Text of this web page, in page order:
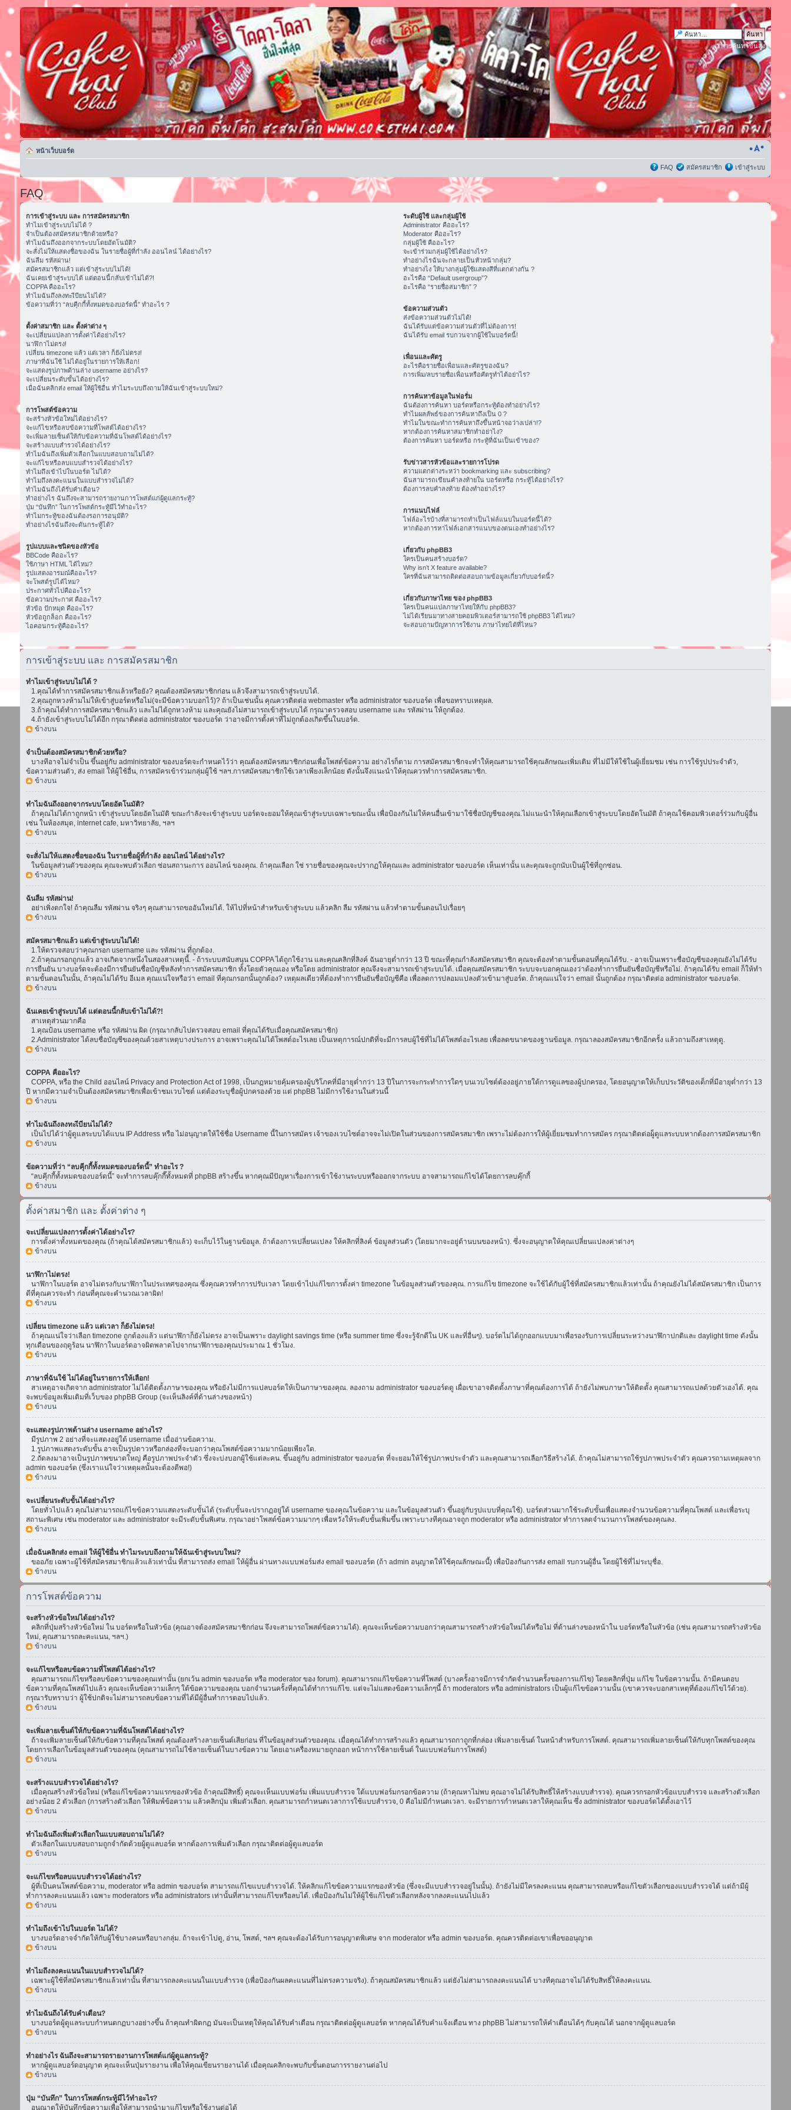
การค้นหาขั้นสูง
หน้าเว็บบอร์ด
FAQ สมัครสมาชิก เข้าสู่ระบบ
FAQ
การเข้าสู่ระบบ และ การสมัครสมาชิก
ทำไมเข้าสู่ระบบไม่ได้ ?
จำเป็นต้องสมัครสมาชิกด้วยหรือ?
ทำไมฉันถึงออกจากระบบโดยอัตโนมัติ?
จะสั่งไม่ให้แสดงชื่อของฉัน ในรายชื่อผู้ที่กำลัง ออนไลน์ ได้อย่างไร?
ฉันลืม รหัสผ่าน!
สมัครสมาชิกแล้ว แต่เข้าสู่ระบบไม่ได้!
ฉันเคยเข้าสู่ระบบได้ แต่ตอนนี้กลับเข้าไม่ได้?!
COPPA คืออะไร?
ทำไมฉันถึงลงทะเีบียนไม่ได้?
ข้อความที่ว่า “ลบคุีกกี้ทั้งหมดของบอร์ดนี้” ทำอะไร ?
ตั้งค่าสมาชิก และ ตั้งค่าต่าง ๆ
จะเปลี่ยนแปลงการตั้งค่าได้อย่างไร?
นาฬิกาไม่ตรง!
เปลี่ยน timezone แล้ว แต่เวลา ก็ยังไม่ตรง!
ภาษาที่ฉันใช้ ไม่ได้อยู่ในรายการให้เลือก!
จะแสดงรูปภาพด้านล่าง username อย่างไร?
จะเปลี่ยนระดับขั้นได้อย่างไร?
เมื่อฉันคลิกส่ง email ให้ผู้ใช้อื่น ทำไมระบบถึงถามให้ฉันเข้าสู่ระบบใหม่?
การโพสต์ข้อความ
จะสร้างหัวข้อใหม่ได้อย่างไร?
จะแก้ไขหรือลบข้อความที่โพสต์ได้อย่างไร?
จะเพิ่มลายเซ็นต์ให้กับข้อความที่ฉันโพสต์ได้อย่างไร?
จะสร้างแบบสำรวจได้อย่างไร?
ทำไมฉันถึงเพิ่มตัวเลือกในแบบสอบถามไม่ได้?
จะแก้ไขหรือลบแบบสำรวจได้อย่างไร?
ทำไมถึงเข้าไปในบอร์ด ไม่ได้?
ทำไมถึงลงคะแนนในแบบสำรวจไม่ได้?
ทำไมฉันถึงได้รับคำเตือน?
ทำอย่างไร ฉันถึงจะสามารถรายงานการโพสต์แก่ผู้ดูแลกระทู้?
ปุ่ม “บันทึก” ในการโพสต์กระทู้มีไว้ทำอะไร?
ทำไมกระทู้ของฉันต้องรอการอนุมัติ?
ทำอย่างไรฉันถึงจะดันกระทู้ได้?
รูปแบบและชนิดของหัวข้อ
BBCode คืออะไร?
ใช้ภาษา HTML ได้ไหม?
รูปแสดงอารมณ์คืออะไร?
จะโพสต์รูปได้ไหม?
ประกาศทั่วไปคืออะไร?
ข้อความประกาศ คืออะไร?
หัวข้อ ปักหมุด คืออะไร?
หัวข้อถูกล็อก คืออะไร?
ไอคอนกระทู้คืออะไร?
ระดับผู้ใช้ และกลุ่มผู้ใช้
Administrator คืออะไร?
Moderator คืออะไร?
กลุ่มผู้ใช้ คืออะไร?
จะเข้าร่วมกลุ่มผู้ใช้ได้อย่างไร?
ทำอย่างไรฉันจะกลายเป็นหัวหน้ากลุ่ม?
ทำอย่างไง ให้บางกลุ่มผู้ใช้แสดงสีที่แตกต่างกัน ?
อะไรคือ “Default usergroup”?
อะไรคือ “รายชื่อสมาชิก” ?
ข้อความส่วนตัว
ส่งข้อความส่วนตัวไม่ได้!
ฉันได้รับแต่ข้อความส่วนตัวที่ไม่ต้องการ!
ฉันได้รับ email รบกวนจากผู้ใช้ในบอร์ดนี้!
เพื่อนและศัตรู
อะไรคือรายชื่อเพื่อนและศัตรูของฉัน?
การเพิ่ม/ลบรายชื่อเพื่อนหรือศัตรูทำได้อย่าไร?
การค้นหาข้อมูลในฟอรั่ม
ฉันต้องการค้นหา บอร์ดหรือกระทู้ต้องทำอย่างไร?
ทำไมผลลัพธ์ของการค้นหาถึงเป็น 0 ?
ทำไมในขณะทำการค้นหาถึงขึ้นหน้าจอว่างเปล่า!?
หากต้องการค้นหาสมาชิกทำอย่าไง?
ต้องการค้นหา บอร์ดหรือ กระทู้ที่ฉันเป็นเข้าของ?
รับข่าวสารหัวข้อและรายการโปรด
ความแตกต่างระหว่า bookmarking และ subscribing?
ฉันสามารถเขียนคำลงท้ายใน บอร์ดหรือ กระทู้ได้อย่างไร?
ต้องการลบคำลงท้าย ต้องทำอย่างไร?
การแนบไฟล์
ไฟล์อะไรบ้างที่สามารถทำเป็นไฟล์แนบในบอร์ดนี้ได้?
หากต้องการหาไฟล์เอกสารแนบของตนเองทำอย่างไร?
เกี่ยวกับ phpBB3
ใครเป็นคนสร้างบอร์ด?
Why isn’t X feature available?
ใครที่ฉันสามารถติดต่อสอบถามข้อมูลเกี่ยวกับบอร์ดนี้?
เกี่ยวกับภาษาไทย ของ phpBB3
ใครเป็นคนแปลภาษาไทยให้กับ phpBB3?
ไม่ได้เรียนมาทางสายคอมพิวเตอร์สามารถใช้ phpBB3 ได้ไหม?
จะสอบถามปัญหาการใช้งาน ภาษาไทยได้ที่ไหน?
การเข้าสู่ระบบ และ การสมัครสมาชิก
ทำไมเข้าสู่ระบบไม่ได้ ?
1.คุณได้ทำการสมัครสมาชิกแล้วหรือยัง? คุณต้องสมัครสมาชิกก่อน แล้วจึงสามารถเข้าสู่ระบบได้.
2.คุณถูกหวงห้ามไม่ให้เข้าสู่บอร์ดหรือไม่(จะมีข้อความบอกไว้)? ถ้าเป็นเช่นนั้น คุณควรติดต่อ webmaster หรือ administrator ของบอร์ด เพื่อขอทราบเหตุผล.
3.ถ้าคุณได้ทำการสมัครสมาชิกแล้ว และไม่ได้ถูกหวงห้าม และคุณยังไม่สามารถเข้าสู่ระบบได้ กรุณาตรวจสอบ username และ รหัสผ่าน ให้ถูกต้อง.
4.ถ้ายังเข้าสู่ระบบไม่ได้อีก กรุณาติดต่อ administrator ของบอร์ด ว่าอาจมีการตั้งค่าที่ไม่ถูกต้องเกิดขึ้นในบอร์ด.
ข้างบน
จำเป็นต้องสมัครสมาชิกด้วยหรือ?
บางทีอาจไม่จำเป็น ขึ้นอยู่กับ administrator ของบอร์ดจะกำหนดไว้ว่า คุณต้องสมัครสมาชิกก่อนเพื่อโพสต์ข้อความ อย่างไรก็ตาม การสมัครสมาชิกจะทำให้คุณสามารถใช้คุณลักษณะเพิ่มเติม ที่ไม่มีให้ใช้ในผู้เยี่ยมชม เช่น การใช้รูปประจำตัว,
ข้อความส่วนตัว, ส่ง email ให้ผู้ใช้อื่น, การสมัครเข้าร่วมกลุ่มผู้ใช้ ฯลฯ.การสมัครสมาชิกใช้เวลาเพียงเล็กน้อย ดังนั้นจึงแนะนำให้คุณควรทำการสมัครสมาชิก.
ข้างบน
ทำไมฉันถึงออกจากระบบโดยอัตโนมัติ?
ถ้าคุณไม่ได้กาถูกหน้า เข้าสู่ระบบโดยอัตโนมัติ ขณะกำลังจะเข้าสู่ระบบ บอร์ดจะยอมให้คุณเข้าสู่ระบบเฉพาะขณะนั้น เพื่อป้องกันไม่ให้คนอื่นเข้ามาใช้ชื่อบัญชีของคุณ.ไม่แนะนำให้คุณเลือกเข้าสู่ระบบโดยอัตโนมัติ ถ้าคุณใช้คอมพิวเตอร์ร่วมกับผู้อื่น
เช่น ในห้องสมุด, internet cafe, มหาวิทยาลัย, ฯลฯ
ข้างบน
จะสั่งไม่ให้แสดงชื่อของฉัน ในรายชื่อผู้ที่กำลัง ออนไลน์ ได้อย่างไร?
ในข้อมูลส่วนตัวของคุณ คุณจะพบตัวเลือก ซ่อนสถานะการ ออนไลน์ ของคุณ. ถ้าคุณเลือก ใช่ รายชื่อของคุณจะปรากฏให้คุณและ administrator ของบอร์ด เห็นเท่านั้น และคุณจะถูกนับเป็นผู้ใช้ที่ถูกซ่อน.
ข้างบน
ฉันลืม รหัสผ่าน!
อย่าเพิ่งตกใจ! ถ้าคุณลืม รหัสผ่าน จริงๆ คุณสามารถขออันใหม่ได้. ให้ไปที่หน้าสำหรับเข้าสู่ระบบ แล้วคลิก ลืม รหัสผ่าน แล้วทำตามขั้นตอนไปเรื่อยๆ
ข้างบน
สมัครสมาชิกแล้ว แต่เข้าสู่ระบบไม่ได้!
1.ให้ตรวจสอบว่าคุณกรอก username และ รหัสผ่าน ที่ถูกต้อง.
2.ถ้าคุณกรอกถูกแล้ว อาจเกิดจากหนึ่งในสองสาเหตุนี้. - ถ้าระบบสนับสนุน COPPA ได้ถูกใช้งาน และคุณคลิกที่ลิงค์ ฉันอายุต่ำกว่า 13 ปี ขณะที่คุณกำลังสมัครสมาชิก คุณจะต้องทำตามขั้นตอนที่คุณได้รับ. - อาจเป็นเพราะชื่อบัญชีของคุณยังไม่ได้รับ
การยืนยัน บางบอร์ดจะต้องมีการยืนยันชื่อบัญชีหลังทำการสมัครสมาชิก ทั้งโดยตัวคุณเอง หรือโดย administrator คุณจึงจะสามารถเข้าสู่ระบบได้. เมื่อคุณสมัครสมาชิก ระบบจะบอกคุณเองว่าต้องทำการยืนยันชื่อบัญชีหรือไม่. ถ้าคุณได้รับ email ก็ให้ทำ
ตามขั้นตอนในนั้น, ถ้าคุณไม่ได้รับ อีเมล คุณแน่ใจหรือว่า email ที่คุณกรอกนั้นถูกต้อง? เหตุผลเดียวที่ต้องทำการยืนยันชื่อบัญชีคือ เพื่อลดการปลอมแปลงตัวเข้ามาสู่บอร์ด. ถ้าคุณแน่ใจว่า email นั้นถูกต้อง กรุณาติดต่อ administrator ของบอร์ด.
ข้างบน
ฉันเคยเข้าสู่ระบบได้ แต่ตอนนี้กลับเข้าไม่ได้?!
สาเหตุส่วนมากคือ
1.คุณป้อน username หรือ รหัสผ่าน ผิด (กรุณากลับไปตรวจสอบ email ที่คุณได้รับเมื่อคุณสมัครสมาชิก)
2.Administrator ได้ลบชื่อบัญชีของคุณด้วยสาเหตุบางประการ อาจเพราะคุณไม่ได้โพสต์อะไรเลย เป็นเหตุการณ์ปกติที่จะมีการลบผู้ใช้ที่ไม่ได้โพสต์อะไรเลย เพื่อลดขนาดของฐานข้อมูล. กรุณาลองสมัครสมาชิกอีกครั้ง แล้วถามถึงสาเหตุดู.
ข้างบน
COPPA คืออะไร?
COPPA, หรือ the Child ออนไลน์ Privacy and Protection Act of 1998, เป็นกฏหมายคุ้มครองผู้บริโภคที่มีอายุต่ำกว่า 13 ปีในการจะกระทำการใดๆ บนเวบไซต์ต้องอยู่ภายใต้การดูแลของผู้ปกครอง, โดยอนุญาตให้เก็บประวัติของเด็กที่มีอายุต่ำกว่า 13
ปี หากมีความจำเป็นต้องสมัครสมาชิกเพื่อเข้าชมเวบไซต์ แต่ต้องระบุชื่อผู้ปกครองด้วย แต่ phpBB ไม่มีการใช้งานในส่วนนี้
ข้างบน
ทำไมฉันถึงลงทะเีบียนไม่ได้?
เป็นไปได้ว่าผู้ดูแลระบบได้แบน IP Address หรือ ไม่อนุญาตให้ใช้ชื่อ Username นี้ในการสมัคร เจ้าของเวบไซต์อาจจะไม่เปิดในส่วนของการสมัครสมาชิก เพราะไม่ต้องการให้ผู้เยี่ยมชมทำการสมัคร กรุณาติดต่อผู็ดูแลระบบหากต้องการสมัครสมาชิก
ข้างบน
ข้อความที่ว่า “ลบคุีกกี้ทั้งหมดของบอร์ดนี้” ทำอะไร ?
“ลบคุีกกี้ทั้งหมดของบอร์ดนี้” จะทำการลบคุ๊กกี๊ทั้งหมดที่ phpBB สร้างขึ้น หากคุณมีปัญหาเรื่องการเข้าใช้งานระบบหรือออกจากระบบ อาจสามารถแก้ไขได้โดยการลบคุ๊กกี้
ข้างบน
ตั้งค่าสมาชิก และ ตั้งค่าต่าง ๆ
จะเปลี่ยนแปลงการตั้งค่าได้อย่างไร?
การตั้งค่าทั้งหมดของคุณ (ถ้าคุณได้สมัครสมาชิกแล้ว) จะเก็บไว้ในฐานข้อมูล. ถ้าต้องการเปลี่ยนแปลง ให้คลิกที่ลิงค์ ข้อมูลส่วนตัว (โดยมากจะอยู่ด้านบนของหน้า). ซึ่งจะอนุญาตให้คุณเปลี่ยนแปลงค่าต่างๆ
ข้างบน
นาฬิกาไม่ตรง!
นาฬิกาในบอร์ด อาจไม่ตรงกับนาฬิกาในประเทศของคุณ ซึ่งคุณควรทำการปรับเวลา โดยเข้าไปแก้ไขการตั้งค่า timezone ในข้อมูลส่วนตัวของคุณ. การแก้ไข timezone จะใช้ได้กับผู้ใช้ที่สมัครสมาชิกแล้วเท่านั้น ถ้าคุณยังไม่ได้สมัครสมาชิก เป็นการ
ดีที่คุณควรจะทำ ก่อนที่คุณจะคำนวณเวลาผิด!
ข้างบน
เปลี่ยน timezone แล้ว แต่เวลา ก็ยังไม่ตรง!
ถ้าคุณแน่ใจว่าเลือก timezone ถูกต้องแล้ว แต่นาฬิกาก็ยังไม่ตรง อาจเป็นเพราะ daylight savings time (หรือ summer time ซึ่งจะรู้จักดีใน UK และที่อื่นๆ). บอร์ดไม่ได้ถูกออกแบบมาเพื่อรองรับการเปลี่ยนระหว่างนาฬิกาปกติและ daylight time ดังนั้น
ทุกเดือนของฤดูร้อน นาฬิกาในบอร์ดอาจผิดพลาดไปจากนาฬิกาของคุณประมาณ 1 ชั่วโมง.
ข้างบน
ภาษาที่ฉันใช้ ไม่ได้อยู่ในรายการให้เลือก!
สาเหตุอาจเกิดจาก administrator ไม่ได้ติดตั้งภาษาของคุณ หรือยังไม่มีการแปลบอร์ดให้เป็นภาษาของคุณ. ลองถาม administrator ของบอร์ดดู เผื่อเขาอาจติดตั้งภาษาที่คุณต้องการได้ ถ้ายังไม่พบภาษาให้ติดตั้ง คุณสามารถแปลด้วยตัวเองได้. คุณ
จะพบข้อมูลเพิ่มเติมที่เว็บของ phpBB Group (จะเห็นลิงค์ที่ด้านล่างของหน้า)
ข้างบน
จะแสดงรูปภาพด้านล่าง username อย่างไร?
มีรูปภาพ 2 อย่างที่จะแสดงอยู่ใต้ username เมื่ออ่านข้อความ.
1.รูปภาพแสดงระดับขั้น อาจเป็นรูปดาวหรือกล่องที่จะบอกว่าคุณโพสต์ข้อความมากน้อยเพียงใด.
2.ถัดลงมาอาจเป็นรูปภาพขนาดใหญ่ คือรูปภาพประจำตัว ซึ่งจะบ่งบอกผู้ใช้แต่ละคน. ขึ้นอยู่กับ administrator ของบอร์ด ที่จะยอมให้ใช้รูปภาพประจำตัว และคุณสามารถเลือกวิธีสร้างได้. ถ้าคุณไม่สามารถใช้รูปภาพประจำตัว คุณควรถามเหตุผลจาก
admin ของบอร์ด (ซึ่งเราแน่ใจว่าเหตุผลนั้นจะต้องดีพอ!)
ข้างบน
จะเปลี่ยนระดับขั้นได้อย่างไร?
โดยทั่วไปแล้ว คุณไม่สามารถแก้ไขข้อความแสดงระดับขั้นได้ (ระดับขั้นจะปรากฏอยู่ใต้ username ของคุณในข้อความ และในข้อมูลส่วนตัว ขึ้นอยู่กับรูปแบบที่คุณใช้). บอร์ดส่วนมากใช้ระดับขั้นเพื่อแสดงจำนวนข้อความที่คุณโพสต์ และเพื่อระบุ
สถานะพิเศษ เช่น moderator และ administrator จะมีระดับขั้นพิเศษ. กรุณาอย่าโพสต์ข้อความมากๆ เพื่อหวังให้ระดับขั้นเพิ่มขึ้น เพราะบางทีคุณอาจถูก moderator หรือ administrator ทำการลดจำนวนการโพสต์ของคุณลง.
ข้างบน
เมื่อฉันคลิกส่ง email ให้ผู้ใช้อื่น ทำไมระบบถึงถามให้ฉันเข้าสู่ระบบใหม่?
ขออภัย เฉพาะผู้ใช้ที่สมัครสมาชิกแล้วแล้วเท่านั้น ที่สามารถส่ง email ให้ผู้อื่น ผ่านทางแบบฟอร์มส่ง email ของบอร์ด (ถ้า admin อนุญาตให้ใช้คุณลักษณะนี้) เพื่อป้องกันการส่ง email รบกวนผู้อื่น โดยผู้ใช้ที่ไม่ระบุชื่อ.
ข้างบน
การโพสต์ข้อความ
จะสร้างหัวข้อใหม่ได้อย่างไร?
คลิกที่ปุ่มสร้างหัวข้อใหม่ ใน บอร์ดหรือในหัวข้อ (คุณอาจต้องสมัครสมาชิกก่อน จึงจะสามารถโพสต์ข้อความได้). คุณจะเห็นข้อความบอกว่าคุณสามารถสร้างหัวข้อใหม่ได้หรือไม่ ที่ด้านล่างของหน้าใน บอร์ดหรือในหัวข้อ (เช่น คุณสามารถสร้างหัวข้อ
ใหม่, คุณสามารถละคะแนน, ฯลฯ.)
ข้างบน
จะแก้ไขหรือลบข้อความที่โพสต์ได้อย่างไร?
คุณสามารถแก้ไขหรือลบข้อความของคุณเท่านั้น (ยกเว้น admin ของบอร์ด หรือ moderator ของ forum). คุณสามารถแก้ไขข้อความที่โพสต์ (บางครั้งอาจมีการจำกัดจำนวนครั้งของการแก้ไข) โดยคลิกที่ปุ่ม แก้ไข ในข้อความนั้น. ถ้ามีคนตอบ
ข้อความที่คุณโพสต์ไปแล้ว คุณจะเห็นข้อความเล็กๆ ใต้ข้อความของคุณ บอกจำนวนครั้งที่คุณได้ทำการแก้ไข. แต่จะไม่แสดงข้อความเล็กๆนี้ ถ้า moderators หรือ administrators เป็นผู้แก้ไขข้อความนั้น (เขาควรจะบอกสาเหตุที่ต้องแก้ไขไว้ด้วย).
กรุณารับทราบว่า ผู้ใช้ปกติจะไม่สามารถลบข้อความที่ได้มีผู้อื่นทำการตอบไปแล้ว.
ข้างบน
จะเพิ่มลายเซ็นต์ให้กับข้อความที่ฉันโพสต์ได้อย่างไร?
ถ้าจะเพิ่มลายเซ็นต์ให้กับข้อความที่คุณโพสต์ คุณต้องสร้างลายเซ็นต์เสียก่อน ที่ในข้อมูลส่วนตัวของคุณ. เมื่อคุณได้ทำการสร้างแล้ว คุณสามารถกาถูกที่กล่อง เพิ่มลายเซ็นต์ ในหน้าสำหรับการโพสต์. คุณสามารถเพิ่มลายเซ็นต์ให้กับทุกโพสต์ของคุณ
โดยการเลือกในข้อมูลส่วนตัวของคุณ (คุณสามารถไม่ใช้ลายเซ็นต์ในบางข้อความ โดยเอาเครื่องหมายถูกออก หน้าการใช้ลายเซ็นต์ ในแบบฟอร์มการโพสต์)
ข้างบน
จะสร้างแบบสำรวจได้อย่างไร?
เมื่อคุณสร้างหัวข้อใหม่ (หรือแก้ไขข้อความแรกของหัวข้อ ถ้าคุณมีสิทธิ์) คุณจะเห็นแบบฟอร์ม เพิ่มแบบสำรวจ ใต้แบบฟอร์มกรอกข้อความ (ถ้าคุณหาไม่พบ คุณอาจไม่ได้รับสิทธิ์ให้สร้างแบบสำรวจ). คุณควรกรอกหัวข้อแบบสำรวจ และสร้างตัวเลือก
อย่างน้อย 2 ตัวเลือก (การสร้างตัวเลือก ให้พิมพ์ข้อความ แล้วคลิกปุ่ม เพิ่มตัวเลือก. คุณสามารถกำหนดเวลาการใช้แบบสำรวจ, 0 คือไม่มีกำหนดเวลา. จะมีรายการกำหนดเวลาให้คุณเห็น ซึ่ง administrator ของบอร์ดได้ตั้งเอาไว้
ข้างบน
ทำไมฉันถึงเพิ่มตัวเลือกในแบบสอบถามไม่ได้?
ตัวเลือกในแบบสอบถามถูกจำกัดด้วยผู้ดูแลบอร์ด หากต้องการเพิ่มตัวเลือก กรุณาติดต่อผู้ดูแลบอร์ด
ข้างบน
จะแก้ไขหรือลบแบบสำรวจได้อย่างไร?
ผู้ที่เป็นคนโพสต์ข้อความ, moderator หรือ admin ของบอร์ด สามารถแก้ไขแบบสำรวจได้. ให้คลิกแก้ไขข้อความแรกของหัวข้อ (ซึ่งจะมีแบบสำรวจอยู่ในนั้น). ถ้ายังไม่มีใครลงคะแนน คุณสามารถลบหรือแก้ไขตัวเลือกของแบบสำรวจได้ แต่ถ้ามีผู้
ทำการลงคะแนนแล้ว เฉพาะ moderators หรือ administrators เท่านั้นที่สามารถแก้ไขหรือลบได้. เพื่อป้องกันไม่ให้ผู้ใช้แก้ไขตัวเลือกหลังจากลงคะแนนไปแล้ว
ข้างบน
ทำไมถึงเข้าไปในบอร์ด ไม่ได้?
บางบอร์ดอาจจำกัดให้กับผู้ใช้บางคนหรือบางกลุ่ม. ถ้าจะเข้าไปดู, อ่าน, โพสต์, ฯลฯ คุณจะต้องได้รับการอนุญาตพิเศษ จาก moderator หรือ admin ของบอร์ด. คุณควรติดต่อเขาเพื่อขออนุญาต
ข้างบน
ทำไมถึงลงคะแนนในแบบสำรวจไม่ได้?
เฉพาะผู้ใช้ที่สมัครสมาชิกแล้วเท่านั้น ที่สามารถลงคะแนนในแบบสำรวจ (เพื่อป้องกันผลคะแนนที่ไม่ตรงความจริง). ถ้าคุณสมัครสมาชิกแล้ว แต่ยังไม่สามารถลงคะแนนได้ บางทีคุณอาจไม่ได้รับสิทธิ์ให้ลงคะแนน.
ข้างบน
ทำไมฉันถึงได้รับคำเตือน?
บางบอร์ดผู้ดูแลระบบกำหนดกฏบางอย่างขึ้น ถ้าคุณทำผิดกฏ มันจะเป็นเหตุให้คุณได้รับคำเตือน กรุณาติดต่อผู้ดูแลบอร์ด หากคุณได้รับคำแจ้งเตือน ทาง phpBB ไม่สามารถให้คำเตือนได้ๆ กับคุณได้ นอกจากผู้ดูแลบอร์ด
ข้างบน
ทำอย่างไร ฉันถึงจะสามารถรายงานการโพสต์แก่ผู้ดูแลกระทู้?
หากผู้ดูแลบอร์ดอนุญาต คุณจะเห็นปุ่มรายงาน เพื่อให้คุณเขียนรายงานได้ เมื่อคุณคลิกจะพบกับขั้นตอนการรายงานต่อไป
ข้างบน
ปุ่ม “บันทึก” ในการโพสต์กระทู้มีไว้ทำอะไร?
อนุณาตให้บันทึกข้อความเพื่อให้สามารถนำมาแก้ไขหรือใช้งานต่อได้